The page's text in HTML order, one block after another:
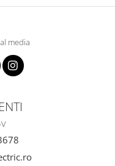
media